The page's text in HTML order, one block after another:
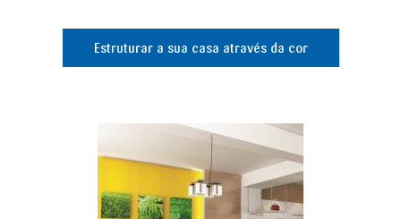
Estruturar a sua casa através da cor